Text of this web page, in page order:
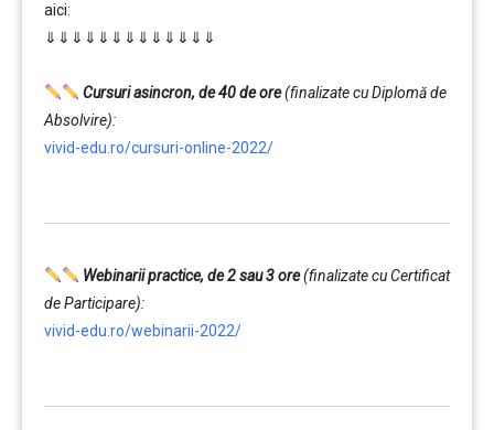
aici:
⇓⇓⇓⇓⇓⇓⇓⇓⇓⇓⇓⇓⇓
Cursuri asincron, de 40 de ore(finalizate cu Diplomă de
Absolvire):
vivid-edu.ro/cursuri-online-2022/
Webinarii practice, de 2 sau 3 ore(finalizate cu Certificat
de Participare):
vivid-edu.ro/webinarii-2022/